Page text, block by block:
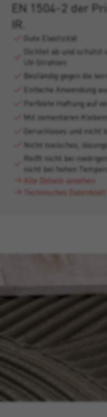
EN 1504-2 der
IR.
Gute Elastizität
Dichtet ab und
UV-Strahlen
Beständig gegen die
Einfache Anwendung
Perfekte Haftung auf
Mit zementären
Geruchloses und nicht
Nicht toxisches,
Reißt nicht bei
nicht bei hohen
Alle Details ansehen
Technisches